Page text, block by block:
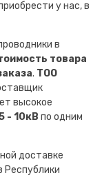
у нас, в
в
товара
. ТОО
высокое
- 10кВ по одним
доставке
Республики